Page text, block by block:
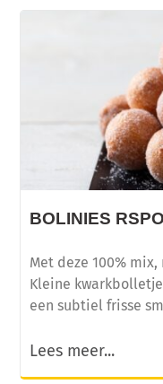
BOLINIES
Met deze 100%
Kleine
een subtiel frisse
Lees meer...